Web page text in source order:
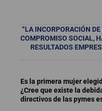
“LA INCORPORACIÓN
COMPROMISO SOCIAL,
RESULTADOS
Es la primera mujer
¿Cree que existe la
directivos de las pymes